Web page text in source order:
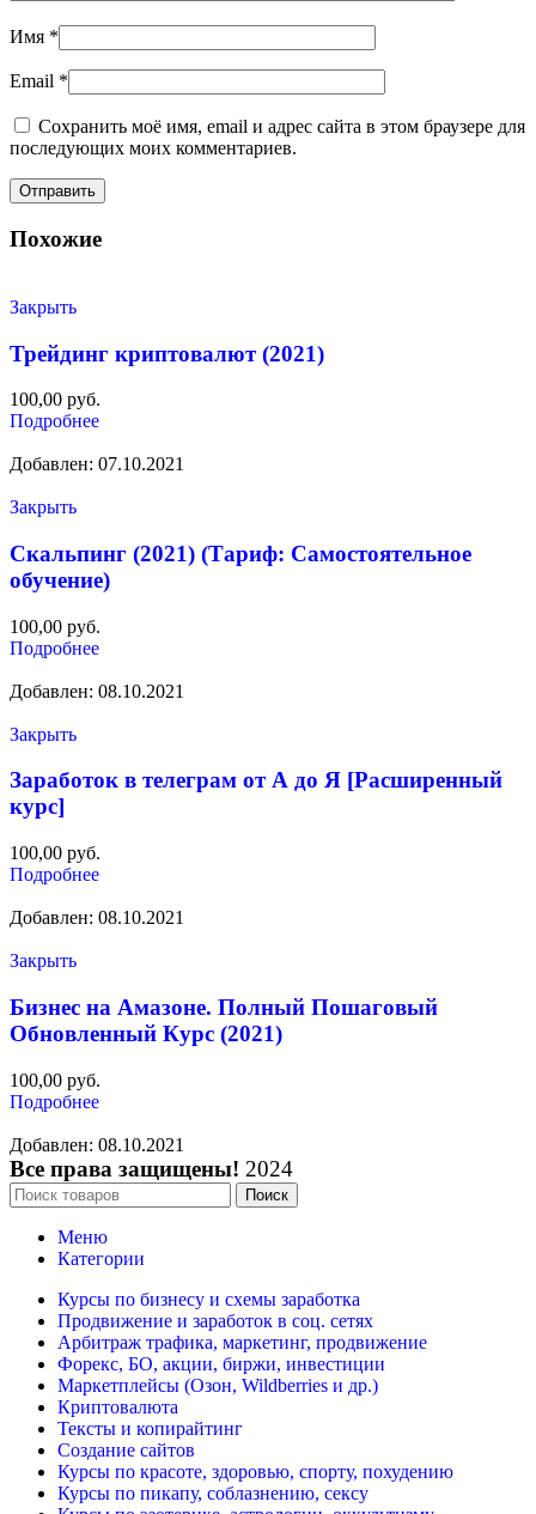
Имя *
Email *
Сохранить моё имя, email и адрес сайта в этом браузере для
последующих моих комментариев.
Похожие
Закрыть
Трейдинг криптовалют (2021)
100,00 руб.
Подробнее
Добавлен: 07.10.2021
Закрыть
Скальпинг (2021) (Тариф: Самостоятельное
обучение)
100,00 руб.
Подробнее
Добавлен: 08.10.2021
Закрыть
Заработок в телеграм от А до Я [Расширенный
курс]
100,00 руб.
Подробнее
Добавлен: 08.10.2021
Закрыть
Бизнес на Амазоне. Полный Пошаговый
Обновленный Курс (2021)
100,00 руб.
Подробнее
Добавлен: 08.10.2021
Все права защищены! 2024
Поиск
Меню
Категории
Курсы по бизнесу и схемы заработка
Продвижение и заработок в соц. сетях
Арбитраж трафика, маркетинг, продвижение
Форекс, БО, акции, биржи, инвестиции
Маркетплейсы (Озон, Wildberries и др.)
Криптовалюта
Тексты и копирайтинг
Создание сайтов
Курсы по красоте, здоровью, спорту, похудению
Курсы по пикапу, соблазнению, сексу